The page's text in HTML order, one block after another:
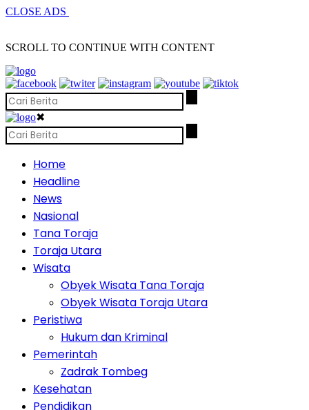
CLOSE ADS
SCROLL TO CONTINUE WITH CONTENT
✖
Home
Headline
News
Nasional
Tana Toraja
Toraja Utara
Wisata
Obyek Wisata Tana Toraja
Obyek Wisata Toraja Utara
Peristiwa
Hukum dan Kriminal
Pemerintah
Zadrak Tombeg
Kesehatan
Pendidikan